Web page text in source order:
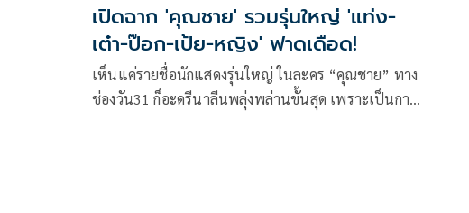
เปิดฉาก 'คุณชาย' รวมรุ่นใหญ่ 'แท่ง-
เต๋า-ป๊อก-เป้ย-หญิง' ฟาดเดือด!
เห็นแค่รายชื่อนักแสดงรุ่นใหญ่ ในละคร “คุณชาย” ทาง
ช่องวัน31 ก็อะดรีนาลีนพลุ่งพล่านขั้นสุด เพราะเป็นการ